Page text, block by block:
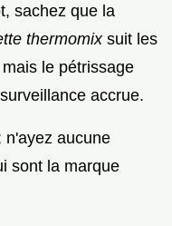
sachez que la
thermomix suit les
le pétrissage
accrue.
n'ayez aucune
sont la marque